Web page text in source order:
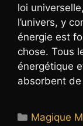
loi
l’univers, y
énergie est
chose. Tous
énergétique
absorbent de
Catégories
Magique